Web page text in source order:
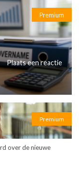
Premium
Plaats een reactie
Premium
over de nieuwe